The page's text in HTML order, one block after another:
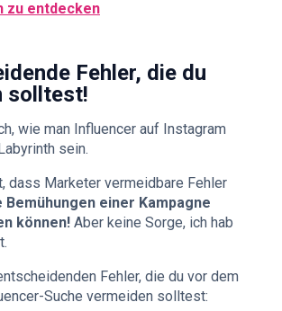
zu entdecken
Fehler, die du
solltest!
wie man Influencer auf Instagram
sein.
dass Marketer vermeidbare Fehler
Bemühungen einer Kampagne
können! Aber keine Sorge, ich hab
Fehler, die du vor dem
Suche vermeiden solltest: